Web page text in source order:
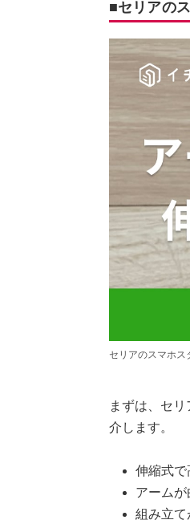
■セリアの
セリアのスマホス
まずは、セ
介します。
伸縮式で
アーム
組み立て